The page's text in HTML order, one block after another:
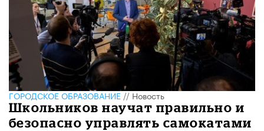
ГОРОДСКОЕ ОБРАЗОВАНИЕ//Новость
Школьников научат правильно и
безопасно управлять самокатами